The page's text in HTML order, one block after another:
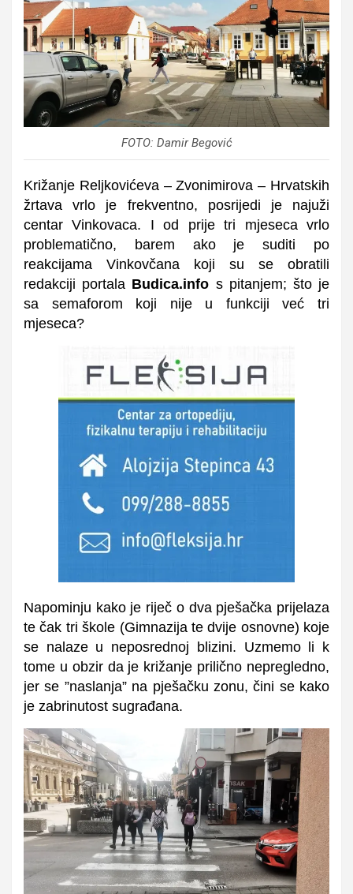
FOTO: Damir Begović
Križanje Reljkovićeva – Zvonimirova – Hrvatskih
žrtava vrlo je frekventno, posrijedi je najuži
centar Vinkovaca. I od prije tri mjeseca vrlo
problematično, barem ako je suditi po
reakcijama Vinkovčana koji su se obratili
redakciji portala Budica.info s pitanjem; što je
sa semaforom koji nije u funkciji već tri
mjeseca?
Napominju kako je riječ o dva pješačka prijelaza
te čak tri škole (Gimnazija te dvije osnovne) koje
se nalaze u neposrednoj blizini. Uzmemo li k
tome u obzir da je križanje prilično nepregledno,
jer se ”naslanja” na pješačku zonu, čini se kako
je zabrinutost sugrađana.